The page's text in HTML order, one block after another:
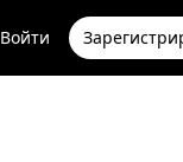
Войти